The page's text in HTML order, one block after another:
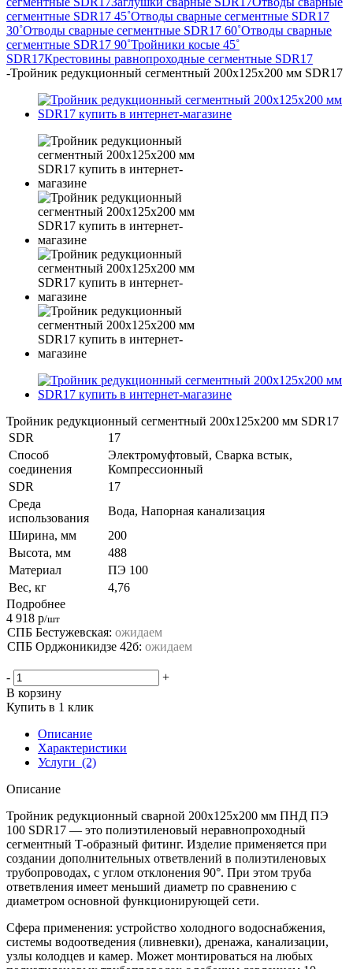
сегментные SDR17 45˚Отводы сварные сегментные SDR17
30˚Отводы сварные сегментные SDR17 60˚Отводы сварные
сегментные SDR17 90˚Тройники косые 45˚
SDR17Крестовины равнопроходные сегментные SDR17
-Тройник редукционный сегментный 200х125х200 мм SDR17
Тройник редукционный сегментный 200х125х200 мм SDR17
SDR
17
Способ
соединения
Электромуфтовый, Сварка встык,
Компрессионный
SDR
17
Среда
использования
Вода, Напорная канализация
Ширина, мм
200
Высота, мм
488
Материал
ПЭ 100
Вес, кг
4,76
Подробнее
4 918 р/шт
СПБ Бестужевская: ожидаем
СПБ Орджоникидзе 42б: ожидаем
-
+
В корзину
Купить в 1 клик
Описание
Характеристики
Услуги (2)
Описание
Тройник редукционный сварной 200х125х200 мм ПНД ПЭ
100 SDR17 — это полиэтиленовый неравнопроходный
сегментный Т-образный фитинг. Изделие применяется при
создании дополнительных ответвлений в полиэтиленовых
трубопроводах, с углом отклонения 90°. При этом труба
ответвления имеет меньший диаметр по сравнению с
диаметром основной функционирующей сети.
Сфера применения: устройство холодного водоснабжения,
системы водоотведения (ливневки), дренажа, канализации,
узлы колодцев и камер. Может монтироваться на любых